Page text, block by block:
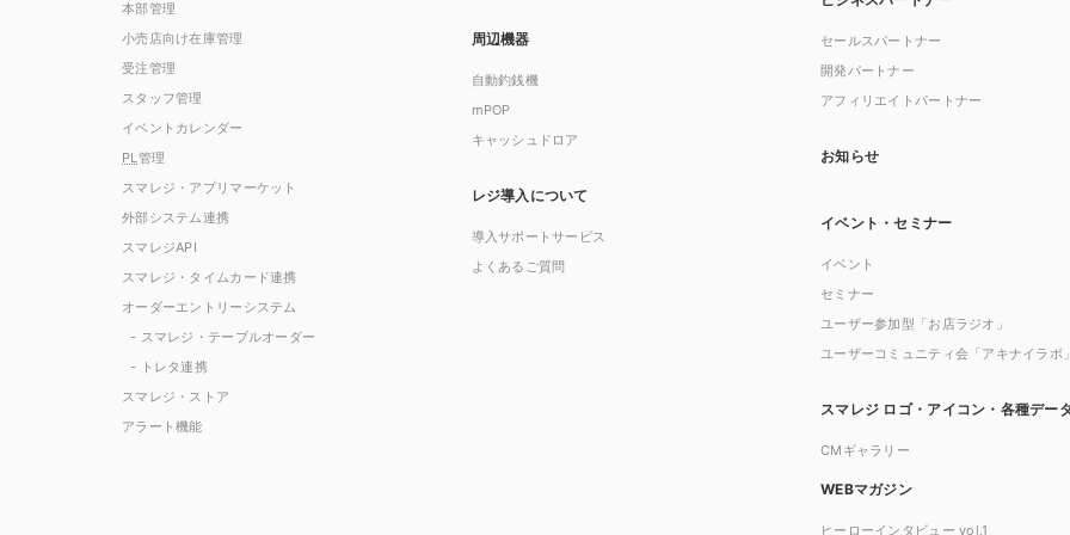
本部管理
小売店向け在庫管理
受注管理
スタッフ管理
イベントカレンダー
PL管理
スマレジ・アプリマーケット
外部システム連携
スマレジAPI
スマレジ・タイムカード連携
オーダーエントリーシステム
- スマレジ・テーブルオーダー
- トレタ連携
スマレジ・ストア
アラート機能
周辺機器
自動釣銭機
mPOP
キャッシュドロア
レジ導入について
導入サポートサービス
よくあるご質問
セールスパートナー
開発パートナー
アフィリエイトパートナー
お知らせ
イベント・セミナー
イベント
セミナー
ユーザー参加型「お店ラジオ」
ユーザーコミュニティ会「アキナイラボ
スマレジ ロゴ・アイコン・各種デー
CMギャラリー
WEBマガジン
ヒーローインタビュー vol.1